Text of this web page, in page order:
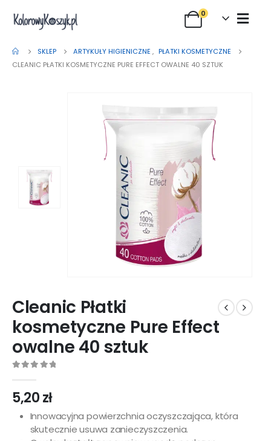
0
SKLEP ARTYKUŁY HIGIENICZNE , PŁATKI KOSMETYCZNE
CLEANIC PŁATKI KOSMETYCZNE PURE EFFECT OWALNE 40 SZTUK
Cleanic Płatki
kosmetyczne Pure Effect
owalne 40 sztuk
5,20zł
Innowacyjna powierzchnia oczyszczająca, która
skutecznie usuwa zanieczyszczenia.